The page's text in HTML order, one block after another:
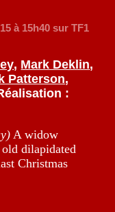
à 15h40 sur TF1
, Mark Deklin,
Patterson,
:
A widow
old dilapidated
Christmas